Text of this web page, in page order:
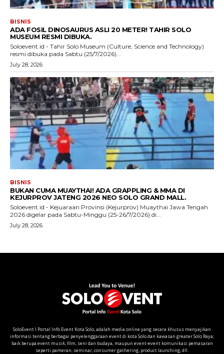
SoloEvent I Portal Info Event Kota Solo, adalah media online yang secara khusus menyajikan
informasi tentang berbagai penyelenggaraan event di kota Solo dan kawasan greater Solo Raya;
baik berupa event musik, film, seni dan budaya, maupun event-event komunikasi pemasaran
seperti pameran, seminar, consumer gathering, product launching, dll.